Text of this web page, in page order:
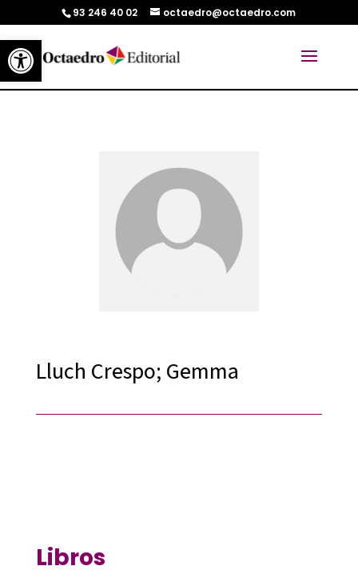
Abrir barra de herramientas
93 246 40 02 octaedro@octaedro.com
Lluch Crespo; Gemma
Libros